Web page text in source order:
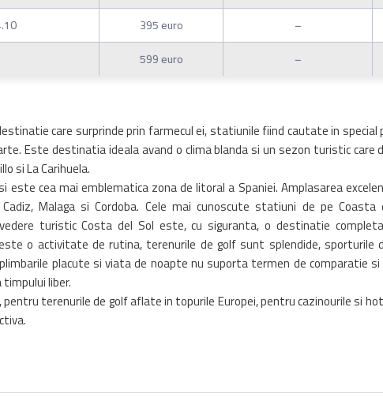
395 euro –
599 euro –
care surprinde prin farmecul ei, statiunile fiind cautate in
Este destinatia ideala avand o clima blanda si un sezon turistic care
si La Carihuela.
cea mai emblematica zona de litoral a Spaniei. Amplasarea
Malaga si Cordoba. Cele mai cunoscute statiuni de pe
turistic Costa del Sol este, cu siguranta, o destinatie
o activitate de rutina, terenurile de golf sunt splendide, sporturile
placute si viata de noapte nu suporta termen de comparatie
liber.
terenurile de golf aflate in topurile Europei, pentru cazinourile si